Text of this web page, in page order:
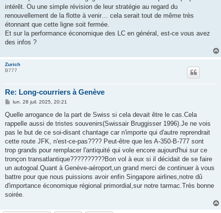
intérêt. Ou une simple révision de leur stratégie au regard du
renouvellement de la flotte à venir… cela serait tout de même très
étonnant que cette ligne soit fermée.
Et sur la performance économique des LC en général, est-ce vous avez
des infos ?
Zurich
B777
Re: Long-courriers à Genève
M
s
a
g
lun. 28 juil. 2025, 20:21
Quelle arrogance de la part de Swiss si cela devait être le cas.Cela
rappelle aussi de tristes souvenirs(Swissair Bruggisser 1996).Je ne vois
pas le but de ce soi-disant chantage car n'importe qui d'autre reprendrait
cette route JFK, n'est-ce-pas???? Peut-être que les A-350-B-777 sont
trop grands pour remplacer l'antiquité qui vole encore aujourd'hui sur ce
tronçon transatlantique??????????Bon vol à eux si il décidait de se faire
un autogoal.Quant à Genève-aéroport,un grand merci de continuer à vous
battre pour que nous puissions avoir enfin Singapore airlines,notre dû
d'importance économique régional primordial,sur notre tarmac.Très bonne
soirée.